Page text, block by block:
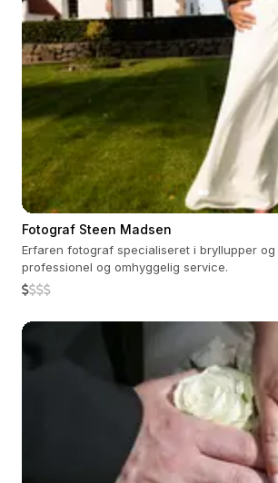
Fotograf Steen Madsen
Erfaren fotograf specialiseret i bryllupper
professionel og omhyggelig service.